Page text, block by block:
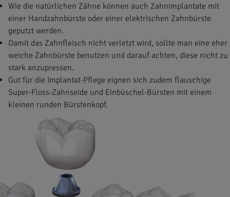
Wie die natürlichen Zähne können auch Zahnimplantate mit
einer Handzahnbürste oder einer elektrischen Zahnbürste
geputzt werden.
Damit das Zahnfleisch nicht verletzt wird, sollte man eine eher
weiche Zahnbürste benutzen und darauf achten, diese nicht zu
stark anzupressen.
Gut für die Implantat-Pflege eignen sich zudem flauschige
Super-Floss-Zahnseide und Einbüschel-Bürsten mit einem
kleinen runden Bürstenkopf.